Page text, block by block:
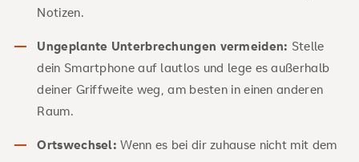
Notizen.
Ungeplante Unterbrechungen vermeiden: Stelle
dein Smartphone auf lautlos und lege es außerhalb
deiner Griffweite weg, am besten in einen anderen
Raum.
Ortswechsel:Wenn es bei dir zuhause nicht mit dem